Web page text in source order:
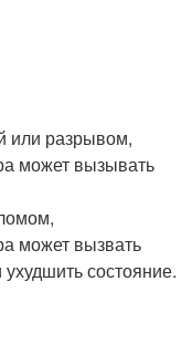
или разрывом,
может вызывать
может вызвать
состояние.